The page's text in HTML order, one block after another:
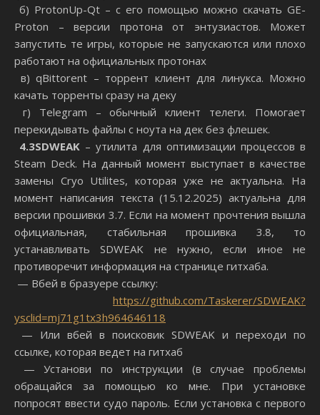
б) ProtonUp-Qt – с его помощью можно скачать GE-
Proton – версии протона от энтузиастов. Может
запустить те игры, которые не запускаются или плохо
работают на официальных протонах
в) qBittorent – торрент клиент для линукса. Можно
качать торренты сразу на деку
г) Telegram – обычный клиент телеги. Помогает
перекидывать файлы с ноута на дек без флешек.
4.3SDWEAK – утилита для оптимизации процессов в
Steam Deck. На данный момент выступает в качестве
замены Cryo Utilites, которая уже не актуальна. На
момент написания текста (15.12.2025) актуальна для
версии прошивки 3.7. Если на момент прочтения вышла
официальная, стабильная прошивка 3.8, то
устанавливать SDWEAK не нужно, если иное не
противоречит информация на странице гитхаба.
— Вбей в бразуере ссылку:
https://github.com/Taskerer/SDWEAK?
ysclid=mj71g1tx3h964646118
— Или вбей в поисковик SDWEAK и переходи по
ссылке, которая ведет на гитхаб
— Установи по инструкции (в случае проблемы
обращайся за помощью ко мне. При установке
попросят ввести судо пароль. Если установка с первого